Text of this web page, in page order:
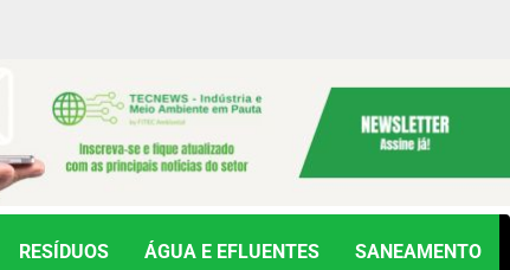
RESÍDUOS ÁGUA E EFLUENTES SANEAMENTO